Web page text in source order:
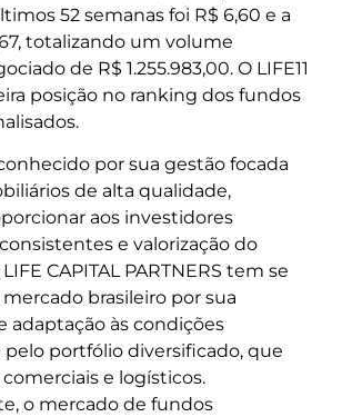
52 semanas foi R$ 6,60 e a
totalizando um volume
de R$ 1.255.983,00. O LIFE11
posição no ranking dos fundos
por sua gestão focada
de alta qualidade,
aos investidores
e valorização do
CAPITAL PARTNERS tem se
brasileiro por sua
adaptação às condições
pelo portfólio diversificado, que
e logísticos.
o mercado de fundos